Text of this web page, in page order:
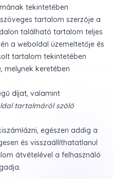
tekintetében
tartalom szerzője a
található tartalom teljes
a weboldal üzemeltetője és
tartalom tekintetében
melynek keretében
díjat, valamint
tartalmáról szóló
egészen addig a
és visszaállíthatatlanul
átvételével a felhasználó